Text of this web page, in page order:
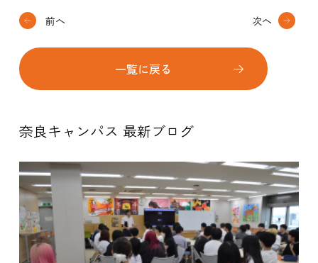
前へ
一覧に戻る
次へ
奈良キャンパス 最新ブログ